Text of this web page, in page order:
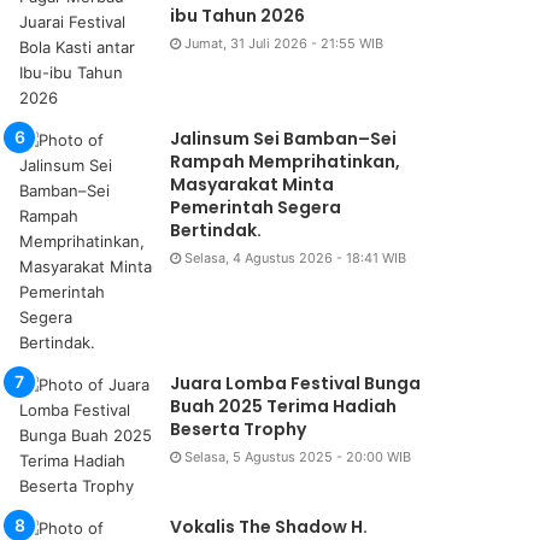
Car Free Day di Deli
SDABMBK Dibonceng Naik
ibu Tahun 2026
Jumat, 31 Juli 2026 - 21:55 WIB
Jalinsum Sei Bamban–Sei
Rampah Memprihatinkan,
Masyarakat Minta
Pemerintah Segera
Bertindak.
Selasa, 4 Agustus 2026 - 18:41 WIB
Juara Lomba Festival Bunga
Buah 2025 Terima Hadiah
Beserta Trophy
Selasa, 5 Agustus 2025 - 20:00 WIB
Vokalis The Shadow H.